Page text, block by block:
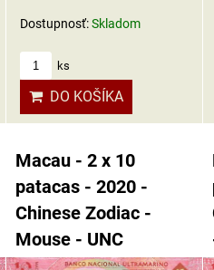
Dostupnosť:Skladom
ks
DO KOŠÍKA
Macau - 2 x 10
patacas - 2020 -
Chinese Zodiac -
Mouse - UNC